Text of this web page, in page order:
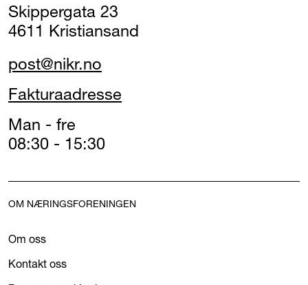
Skippergata 23
4611 Kristiansand
post@nikr.no
Fakturaadresse
Man - fre
08:30 - 15:30
OM NÆRINGSFORENINGEN
Om oss
Kontakt oss